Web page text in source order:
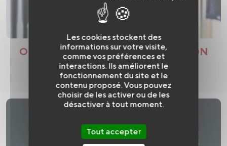
ORGANISER LA SÉCURITÉ DANS SON
ÉTABLISSEMENT
Les cookies stockent des
informations sur votre visite,
comme vos préférences et
interactions. Ils améliorent le
fonctionnement du site et le
contenu proposé. Vous pouvez
choisir de les activer ou de les
désactiver à tout moment.
Tout accepter